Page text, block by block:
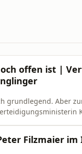
offen ist |
grundlegend. Aber
Filzmaier